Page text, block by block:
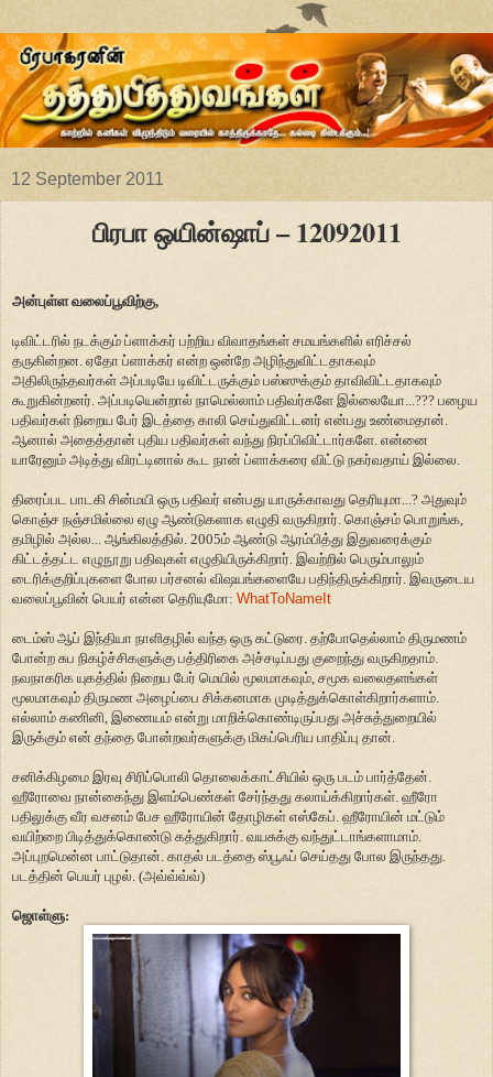
12 September 2011
பிரபா ஒயின்ஷாப் – 12092011
அன்புள்ள வலைப்பூவிற்கு,
டிவிட்டரில் நடக்கும் ப்ளாக்கர் பற்றிய விவாதங்கள் சமயங்களில் எரிச்சல்
தருகின்றன. ஏதோ ப்ளாக்கர் என்ற ஒன்றே அழிந்துவிட்டதாகவும்
அதிலிருந்தவர்கள் அப்படியே டிவிட்டருக்கும் பஸ்ஸுக்கும் தாவிவிட்டதாகவும்
கூறுகின்றனர். அப்படியென்றால் நாமெல்லாம் பதிவர்களே இல்லையோ...??? பழைய
பதிவர்கள் நிறைய பேர் இடத்தை காலி செய்துவிட்டனர் என்பது உண்மைதான்.
ஆனால் அதைத்தான் புதிய பதிவர்கள் வந்து நிரப்பிவிட்டார்களே. என்னை
யாரேனும் அடித்து விரட்டினால் கூட நான் ப்ளாக்கரை விட்டு நகர்வதாய் இல்லை.
திரைப்பட பாடகி சின்மயி ஒரு பதிவர் என்பது யாருக்காவது தெரியுமா...? அதுவும்
கொஞ்ச நஞ்சமில்லை ஏழு ஆண்டுகளாக எழுதி வருகிறார். கொஞ்சம் பொறுங்க,
தமிழில் அல்ல... ஆங்கிலத்தில். 2005ம் ஆண்டு ஆரம்பித்து இதுவரைக்கும்
கிட்டத்தட்ட எழுநூறு பதிவுகள் எழுதியிருக்கிறார். இவற்றில் பெரும்பாலும்
டைரிக்குறிப்புகளை போல பர்சனல் விஷயங்களையே பதிந்திருக்கிறார். இவருடைய
வலைப்பூவின் பெயர் என்ன தெரியுமோ: WhatToNameIt
டைம்ஸ் ஆப் இந்தியா நாளிதழில் வந்த ஒரு கட்டுரை. தற்போதெல்லாம் திருமணம்
போன்ற சுப நிகழ்ச்சிகளுக்கு பத்திரிகை அச்சடிப்பது குறைந்து வருகிறதாம்.
நவநாகரிக யுகத்தில் நிறைய பேர் மெயில் மூலமாகவும், சமூக வலைதளங்கள்
மூலமாகவும் திருமண அழைப்பை சிக்கனமாக முடித்துக்கொள்கிறார்களாம்.
எல்லாம் கணினி, இணையம் என்று மாறிக்கொண்டிருப்பது அச்சுத்துறையில்
இருக்கும் என் தந்தை போன்றவர்களுக்கு மிகப்பெரிய பாதிப்பு தான்.
சனிக்கிழமை இரவு சிரிப்பொலி தொலைக்காட்சியில் ஒரு படம் பார்த்தேன்.
ஹீரோவை நான்கைந்து இளம்பெண்கள் சேர்ந்தது கலாய்க்கிறார்கள். ஹீரோ
பதிலுக்கு வீர வசனம் பேச ஹீரோயின் தோழிகள் எஸ்கேப். ஹீரோயின் மட்டும்
வயிற்றை பிடித்துக்கொண்டு கத்துகிறார். வயசுக்கு வந்துட்டாங்களாமாம்.
அப்புறமென்ன பாட்டுதான். காதல் படத்தை ஸ்பூஃப் செய்தது போல இருந்தது.
படத்தின் பெயர் புழல். (அவ்வ்வ்வ்)
ஜொள்ளு: